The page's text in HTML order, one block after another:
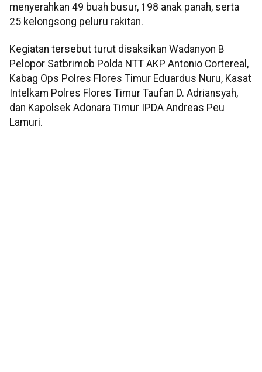
menyerahkan 49 buah busur, 198 anak panah, serta
25 kelongsong peluru rakitan.
Kegiatan tersebut turut disaksikan Wadanyon B
Pelopor Satbrimob Polda NTT AKP Antonio Cortereal,
Kabag Ops Polres Flores Timur Eduardus Nuru, Kasat
Intelkam Polres Flores Timur Taufan D. Adriansyah,
dan Kapolsek Adonara Timur IPDA Andreas Peu
Lamuri.